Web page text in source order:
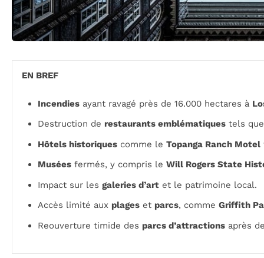
EN BREF
Incendies ayant ravagé près de 16.000 hectares à
Destruction de restaurants emblématiques tels
Hôtels historiques comme le Topanga Ranch Motel
Musées fermés, y compris le Will Rogers State
Impact sur les galeries d’art et le patrimoine local.
Accès limité aux plages et parcs, comme Griffith
Reouverture timide des parcs d’attractions après